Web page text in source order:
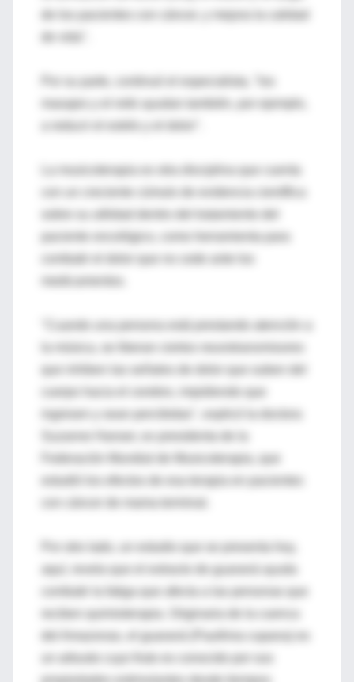
masajes y el reiki ayudan también, por ejemplo,
La musicoterapia es otra disciplina que cuenta
paciente oncológico, como herramienta para
ingresen y sean percibidas", explicó la doctora
Federación Mundial de Musicoterapia, que
estudió los efectos de esa terapia en pacientes
aquí, revela que el extracto de guaraná ayuda
combatir la fatiga que afecta a las personas que
reciben quimioterapia. Originaria de la cuenca
del Amazonas, el guaraná (Paullinia cupana) es